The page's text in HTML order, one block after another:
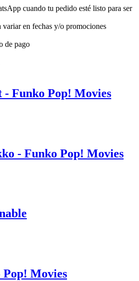
cuando tu pedido esté listo para ser
en fechas y/o promociones
de pago
- Funko Pop! Movies
- Funko Pop! Movies
Movies